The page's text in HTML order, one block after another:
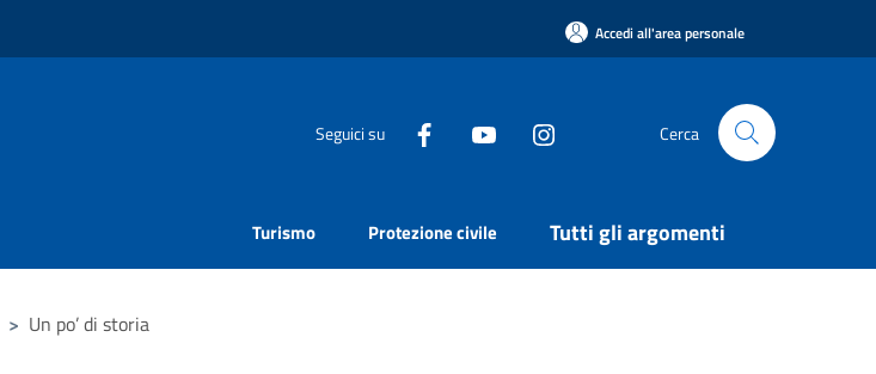
Accedi all'area personale
Seguici su Cerca
Turismo Protezione civile Tutti gli argomenti
> Un po’ di storia